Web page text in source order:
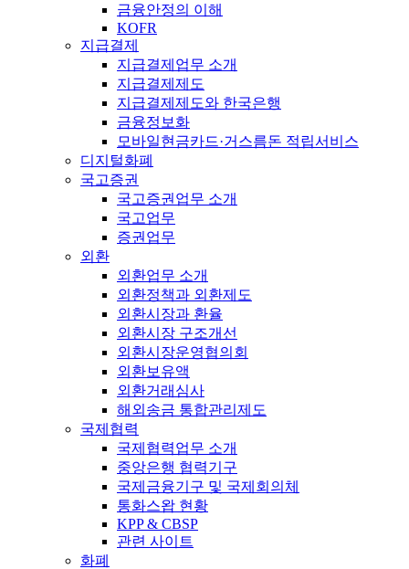
금융안정의 이해
KOFR
지급결제
지급결제업무 소개
지급결제제도
지급결제제도와 한국은행
금융정보화
모바일현금카드·거스름돈 적립서비스
디지털화폐
국고증권
국고증권업무 소개
국고업무
증권업무
외환
외환업무 소개
외환정책과 외환제도
외환시장과 환율
외환시장 구조개선
외환시장운영협의회
외환보유액
외환거래심사
해외송금 통합관리제도
국제협력
국제협력업무 소개
중앙은행 협력기구
국제금융기구 및 국제회의체
통화스왑 현황
KPP & CBSP
관련 사이트
화폐